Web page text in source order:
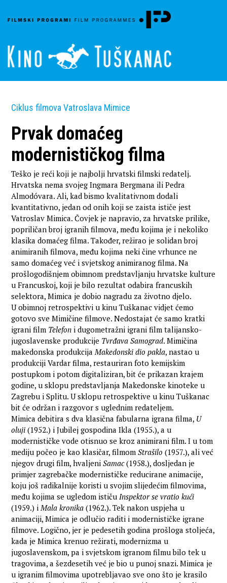
Ciklus filmova Vatroslava Mimice
Prvak domaćeg
modernističkog filma
Teško je reći koji je najbolji hrvatski filmski redatelj.
Hrvatska nema svojeg Ingmara Bergmana ili Pedra
Almodóvara. Ali, kad bismo kvalitativnom dodali
kvantitativno, jedan od onih koji se zaista ističe jest
Vatroslav Mimica. Čovjek je napravio, za hrvatske prilike,
popriličan broj igranih filmova, među kojima je i nekoliko
klasika domaćeg filma. Također, režirao je solidan broj
animiranih filmova, među kojima neki čine vrhunce ne
samo domaćeg već i svjetskog animiranog filma. Na
prošlogodišnjem obimnom predstavljanju hrvatske kulture
u Francuskoj, koji je bilo rezultat odabira francuskih
selektora, Mimica je dobio nagradu za životno djelo.
U obimnoj retrospektivi u kinu Tuškanac vidjet ćemo
gotovo sve Mimičine filmove. Nedostajat će samo kratki
igrani film Telefon i dugometražni igrani film talijansko-
jugoslavenske produkcije Tvrđava Samograd. Mimičina
makedonska produkcijaMakedonski dio pakla, nastao u
produkciji Vardar filma, restauriran foto kemijskim
postupkom i potom digitaliziran, bit će prikazan krajem
godine, u sklopu predstavljanja Makedonske kinoteke u
Zagrebu i Splitu. U sklopu retrospektive u kinu Tuškanac
bit će održan i razgovor s uglednim redateljem.
Mimica debitira s dva klasična fabularna igrana filma, U
oluji (1952.) i Jubilej gospodina Ikla (1955.), a u
modernističke vode otisnuo se kroz animirani film. I u tom
mediju počeo je kao klasičar, filmomStrašilo (1957.), ali već
njegov drugi film, hvaljeniSamac(1958.), dosljedan je
primjer zagrebačke modernističke reducirane animacije,
koju još radikalnije koristi u svojim slijedećim filmovima,
među kojima se ugledom ističuInspektor se vratio kući
(1959.) iMala kronika (1962.). Tek nakon uspjeha u
animaciji, Mimica je odlučio raditi i modernističke igrane
filmove. Logično, jer je pedesetih godina prošloga stoljeća,
kada je Mimica krenuo režirati, modernizma u
jugoslavenskom, pa i svjetskom igranom filmu bilo tek u
tragovima, a šezdesetih već je bio u punoj snazi. Mimica je
u igranim filmovima upotrebljavao sve ono što je krasilo